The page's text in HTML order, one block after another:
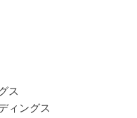
ス
ィングス